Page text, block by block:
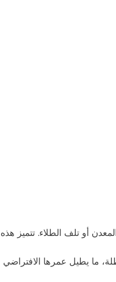
أو تلف الطلاء. تتميز
ما يطيل عمرها الافتراضي